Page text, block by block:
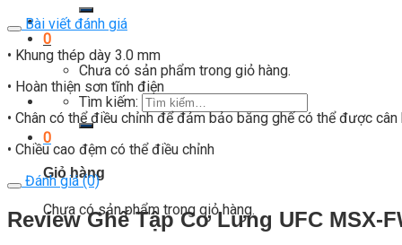
0
Chưa có sản phẩm trong giỏ hàng.
Tìm kiếm:
0
Giỏ hàng
Chưa có sản phẩm trong giỏ hàng.
Bài viết đánh giá
• Khung thép dày 3.0 mm
• Hoàn thiện sơn tĩnh điện
• Chân có thể điều chỉnh để đảm bảo băng ghế có thể được
• Chiều cao đệm có thể điều chỉnh
Đánh giá (0)
Review Ghế Tập Cơ Lưng UFC MSX-